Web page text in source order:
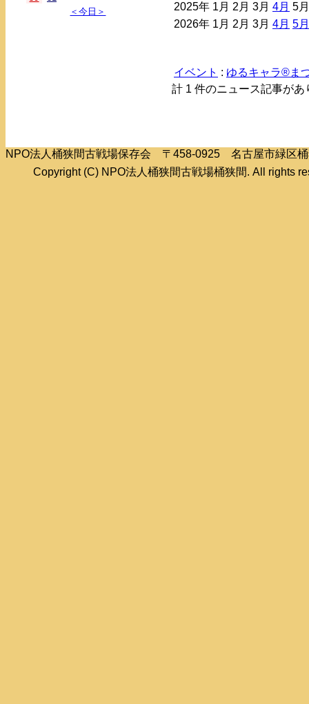
＜今日＞
2025年 1月 2月 3月 4月 5月
2026年 1月 2月 3月 4月 5月
イベント : ゆるキャラ®ま
計 1 件のニュース記事があ
NPO法人桶狭間古戦場保存会 〒458-0925 名古屋市緑区
Copyright (C) NPO法人桶狭間古戦場桶狭間. All rights